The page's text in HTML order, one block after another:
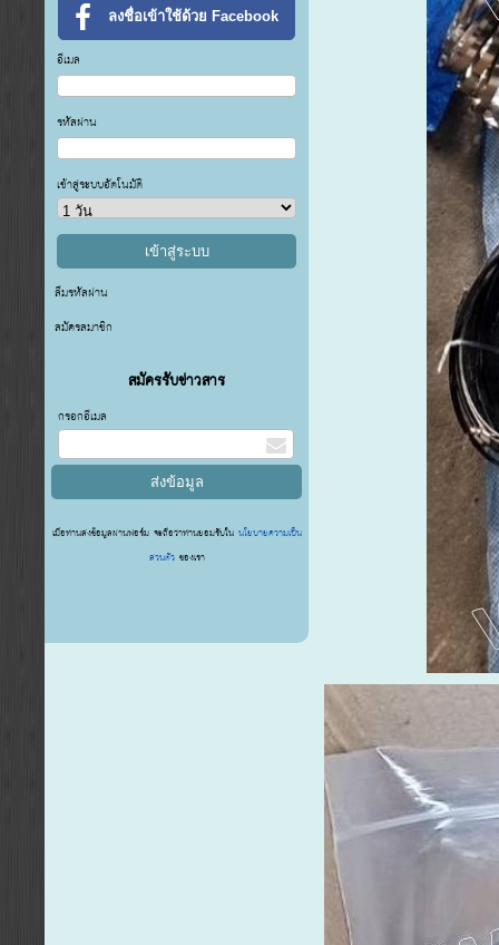
ลงชื่อเข้าใช้ด้วย Facebook
อีเมล
รหัสผ่าน
เข้าสู่ระบบอัตโนมัติ
ลืมรหัสผ่าน
สมัครสมาชิก
สมัครรับข่าวสาร
กรอกอีเมล
เมื่อท่านส่งข้อมูลผ่านฟอร์ม จะถือว่าท่านยอมรับในนโยบายความเป็น
ส่วนตัว ของเรา